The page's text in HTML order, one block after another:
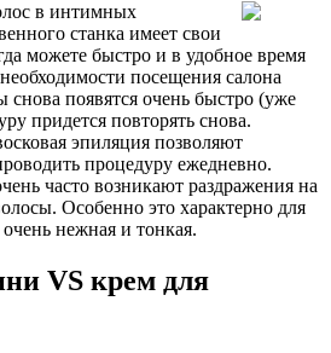
в интимных
станка имеет свои
можете быстро и в удобное время
посещения салона
снова появятся очень быстро (уже
придется повторять снова.
эпиляция позволяют
процедуру ежедневно.
часто возникают раздражения на
Особенно это характерно для
нежная и тонкая.
VS крем для